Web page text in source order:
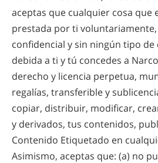
aceptas que cualquier cosa que
prestada por ti
confidencial y sin ningún tipo de
debida a ti y tú concedes a
derecho y licencia perpetua,
regalías, transferible y
copiar, distribuir, modificar,
y derivados, tus contenidos,
Contenido Etiquetado en
Asimismo, aceptas que: (a) no